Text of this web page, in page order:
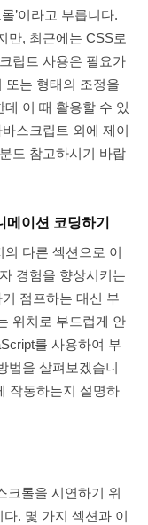
’이라고 부릅니다.
만, 최근에는 CSS로
립트 사용은 필요가
또는 형태의 조정을
이 때 활용할 수 있
스크립트 외에 제이
도 참고하시기 바랍
이션 코딩하기
다른 섹션으로 이
경험을 향상시키는
점프하는 대신 부
위치로 부드럽게 안
를 사용하여 부
법을 살펴보겠습니
작동하는지 설명하
크롤을 시연하기 위
. 몇 가지 섹션과 이